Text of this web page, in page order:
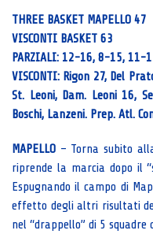
THREE BASKET MAPELLO 47
VISCONTI BASKET 63
PARZIALI: 12-16, 8-15, 11-
VISCONTI: Rigon 27, Del
St. Leoni, Dam. Leoni 16,
Boschi, Lanzeni. Prep. Atl.
MAPELLO – Torna subito
riprende la marcia dopo il
Espugnando il campo di
effetto degli altri risultati
nel “drappello” di 5